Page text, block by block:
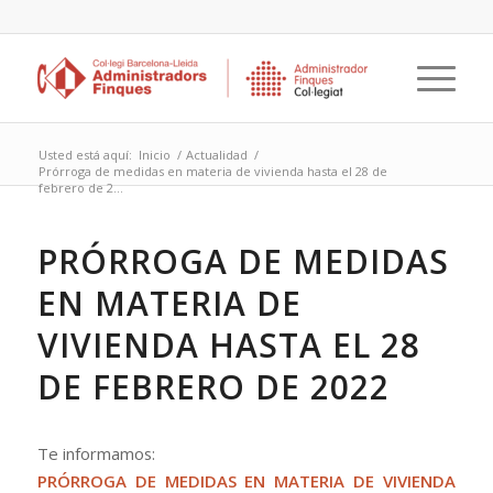
Usted está aquí: Inicio / Actualidad /
Prórroga de medidas en materia de vivienda hasta el 28 de
febrero de 2...
PRÓRROGA DE MEDIDAS
EN MATERIA DE
VIVIENDA HASTA EL 28
DE FEBRERO DE 2022
Te informamos:
PRÓRROGA DE MEDIDAS EN MATERIA DE VIVIENDA